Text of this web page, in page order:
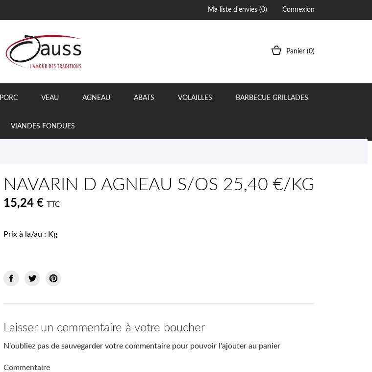
Ma liste d'envies (0) Connexion
Panier (0)
PORC VEAU AGNEAU ABATS VOLAILLES BARBECUE GRILLADES
VIANDES FONDUES
NAVARIN D AGNEAU S/OS 25,40 €/KG
15,24 € TTC
Prix à la/au : Kg
Laisser un commentaire à votre boucher
N'oubliez pas de sauvegarder votre commentaire pour pouvoir l'ajouter au panier
Commentaire